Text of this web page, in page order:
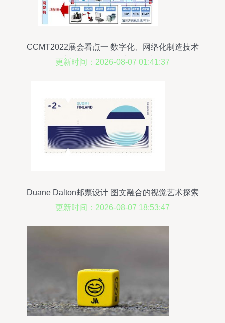
CCMT2022展会看点一 数字化、网络化制造技术
加速发展 网络技术服务升级
更新时间：2026-08-07 01:41:37
Duane Dalton邮票设计 图文融合的视觉艺术探索
更新时间：2026-08-07 18:53:47